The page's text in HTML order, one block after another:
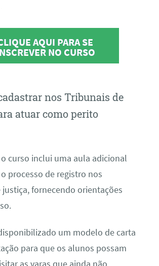
AQUI PARA SE
NO CURSO
nos Tribunais de
atuar como perito
curso inclui uma aula adicional
processo de registro nos
fornecendo orientações
um modelo de carta
para que os alunos possam